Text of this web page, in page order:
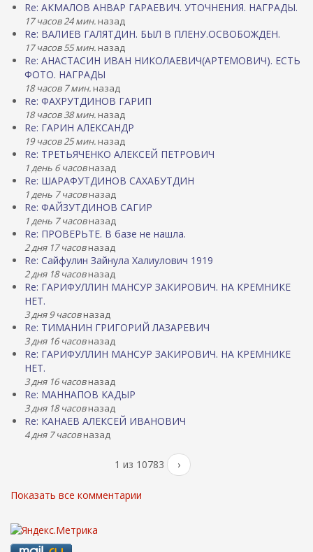
Re: АКМАЛОВ АНВАР ГАРАЕВИЧ. УТОЧНЕНИЯ. НАГРАДЫ.
17 часов 24 мин. назад
Re: ВАЛИЕВ ГАЛЯТДИН. БЫЛ В ПЛЕНУ.ОСВОБОЖДЕН.
17 часов 55 мин. назад
Re: АНАСТАСИН ИВАН НИКОЛАЕВИЧ(АРТЕМОВИЧ). ЕСТЬ
ФОТО. НАГРАДЫ
18 часов 7 мин. назад
Re: ФАХРУТДИНОВ ГАРИП
18 часов 38 мин. назад
Re: ГАРИН АЛЕКСАНДР
19 часов 25 мин. назад
Re: ТРЕТЬЯЧЕНКО АЛЕКСЕЙ ПЕТРОВИЧ
1 день 6 часовназад
Re: ШАРАФУТДИНОВ САХАБУТДИН
1 день 7 часовназад
Re: ФАЙЗУТДИНОВ САГИР
1 день 7 часовназад
Re: ПРОВЕРЬТЕ. В базе не нашла.
2 дня 17 часовназад
Re: Сайфулин Зайнула Халиулович 1919
2 дня 18 часовназад
Re: ГАРИФУЛЛИН МАНСУР ЗАКИРОВИЧ. НА КРЕМНИКЕ
НЕТ.
3 дня 9 часовназад
Re: ТИМАНИН ГРИГОРИЙ ЛАЗАРЕВИЧ
3 дня 16 часовназад
Re: ГАРИФУЛЛИН МАНСУР ЗАКИРОВИЧ. НА КРЕМНИКЕ
НЕТ.
3 дня 16 часовназад
Re: МАННАПОВ КАДЫР
3 дня 18 часовназад
Re: КАНАЕВ АЛЕКСЕЙ ИВАНОВИЧ
4 дня 7 часовназад
1 из 10783 ›
Показать все комментарии